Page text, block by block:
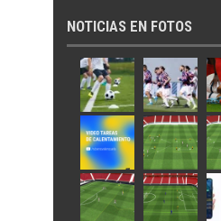
NOTICIAS EN FOTOS